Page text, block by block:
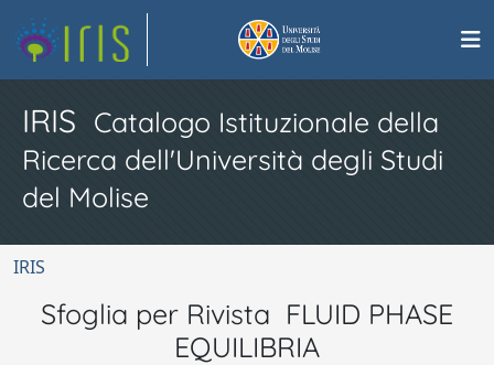
IRIS Catalogo Istituzionale della
Ricerca dell'Università degli Studi
del Molise
IRIS
Sfoglia per Rivista FLUID PHASE
EQUILIBRIA